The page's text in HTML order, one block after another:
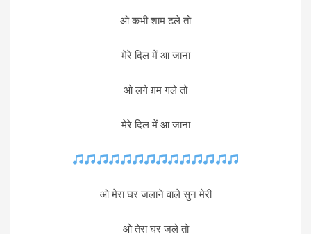
ओ कभी शाम ढले तो
मेरे दिल में आ जाना
ओ लगे ग़म गले तो
मेरे दिल में आ जाना
ओ मेरा घर जलाने वाले सुन मेरी
ओ तेरा घर जले तो